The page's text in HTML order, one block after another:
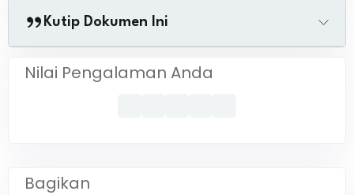
Kutip Dokumen Ini
Nilai Pengalaman Anda
Bagikan